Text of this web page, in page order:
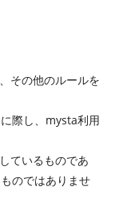
その他のルールを
際し、mysta利用
ているものであ
のではありませ